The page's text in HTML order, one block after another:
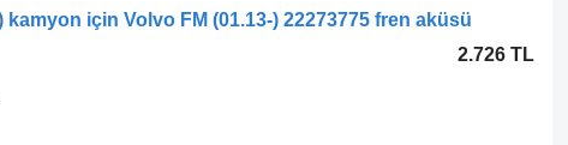
kamyon için Volvo FM (01.13-) 22273775 fren aküsü
2.726 TL